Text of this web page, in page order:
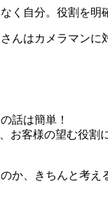
自分。役割を明
はカメラマンに
話は簡単！
お客様の望む役
か、きちんと考え